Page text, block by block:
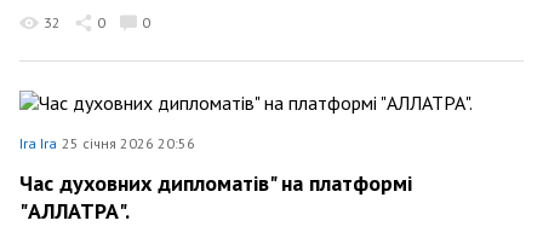
32 0 0
Ira Ira 25 січня 2026 20:56
Час духовних дипломатів" на платформі
"АЛЛАТРА".